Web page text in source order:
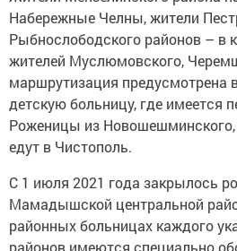
Набережные Челны, жители
Рыбнослободского районов – в
жителей Муслюмовского,
маршрутизация предусмотрена
детскую больницу, где имеется
Роженицы из Новошешминского,
едут в Чистополь.
С 1 июля 2021 года закрылось
Мамадышской центральной
районных больницах каждого
районов имеются специально